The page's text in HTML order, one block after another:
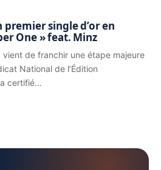
single d’or en
One » feat. Minz
vient de franchir une étape majeure
National de l’Édition
certifié…